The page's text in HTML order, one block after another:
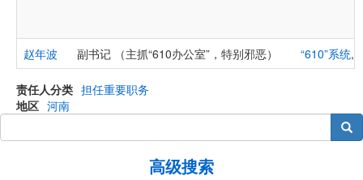
赵年波 副书记 （主抓“610办公室”，特别邪恶） “610”系统,
责任人分类 担任重要职务
地区 河南
搜索
高级搜索